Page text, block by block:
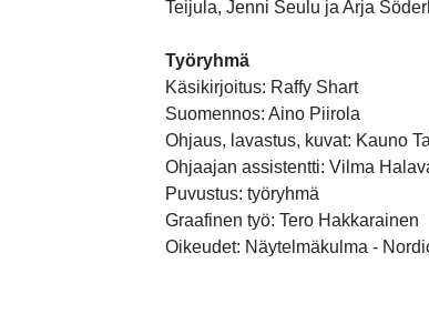
Teijula, Jenni Seulu ja Arja
Työryhmä
Käsikirjoitus: Raffy Shart
Suomennos: Aino Piirola
Ohjaus, lavastus, kuvat: Kauno
Ohjaajan assistentti: Vilma
Puvustus: työryhmä
Graafinen työ: Tero Hakkarainen
Oikeudet: Näytelmäkulma -